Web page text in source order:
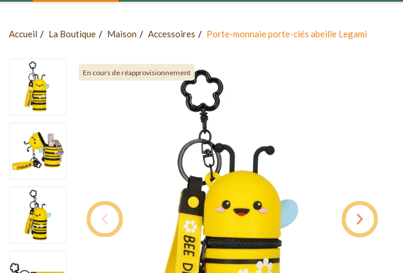
Accueil La Boutique Maison Accessoires Porte-monnaie porte-clés abeille Legami
En cours de réapprovisionnement